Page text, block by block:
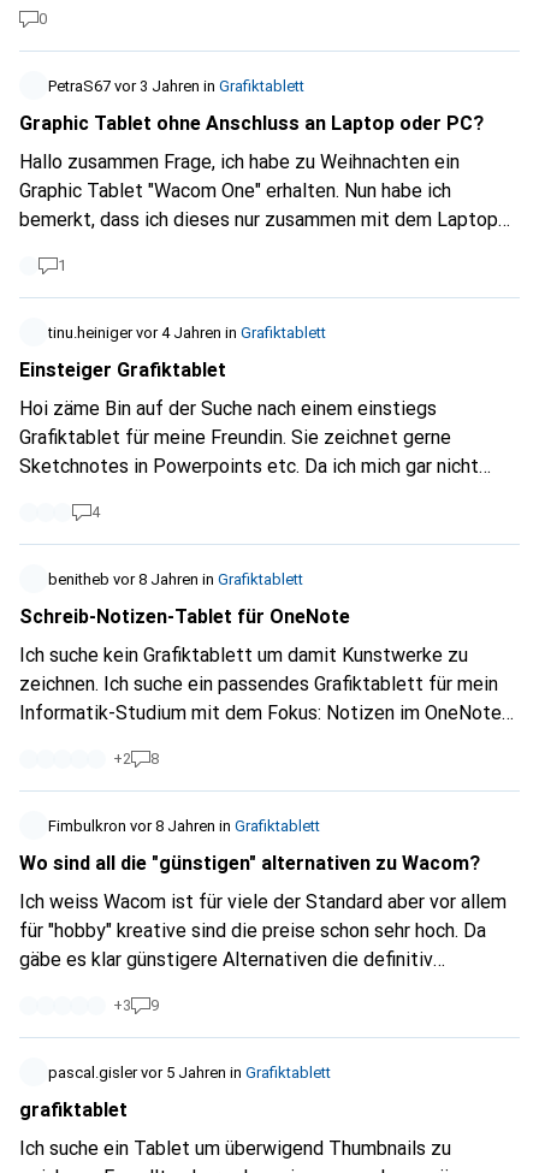
könnt ihr gerne auch Links zu Produkten oder Herstellern
touchfunctionen wie curser bewegen und mouse left right
beinhaltet.
0
PetraS67 vor 3 Jahren in Grafiktablett
Graphic Tablet ohne Anschluss an Laptop oder PC?
Hallo zusammen Frage, ich habe zu Weihnachten ein
Graphic Tablet "Wacom One" erhalten. Nun habe ich
bemerkt, dass ich dieses nur zusammen mit dem Laptop
Gibt es eine Alternative, zum Wacom One, welches ich
ohne Verwendung mit PC oder Laptop benützen kann?
1
tinu.heiniger vor 4 Jahren in Grafiktablett
Einsteiger Grafiktablet
Hoi zäme Bin auf der Suche nach einem einstiegs
Grafiktablet für meine Freundin. Sie zeichnet gerne
Sketchnotes in Powerpoints etc. Da ich mich gar nicht
geeignet wäre? Lässt sich mit dem in jeder Software
(PowerPoint, Word, OneNote etc) zeichnen? Vielen Dank
für eure Hilfe!
4
benitheb vor 8 Jahren in Grafiktablett
Schreib-Notizen-Tablet für OneNote
Ich suche kein Grafiktablett um damit Kunstwerke zu
zeichnen. Ich suche ein passendes Grafiktablett für mein
Informatik-Studium mit dem Fokus: Notizen im OneNote
das Budget eines Studenten nicht sprengt.
+2 8
Fimbulkron vor 8 Jahren in Grafiktablett
Wo sind all die "günstigen" alternativen zu Wacom?
Ich weiss Wacom ist für viele der Standard aber vor allem
für "hobby" kreative sind die preise schon sehr hoch. Da
gäbe es klar günstigere Alternativen die definitiv
noch mehr Anbieter die klar ein besseres Preis/Leistungs
Verhältnis als Wacom haben und auch schon im nahen
Ausland erhältlich sind!
+3 9
pascal.gisler vor 5 Jahren in Grafiktablett
grafiktablet
Ich suche ein Tablet um überwigend Thumbnails zu